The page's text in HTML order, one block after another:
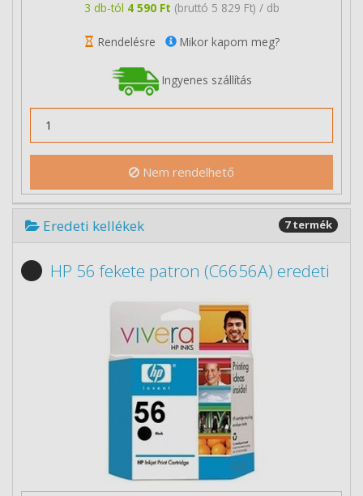
3 db-tól 4 590 Ft (bruttó 5 829 Ft) / db
Rendelésre Mikor kapom meg?
Ingyenes szállítás
Nem rendelhető
Eredeti kellékek 7 termék
HP 56 fekete patron (C6656A) eredeti